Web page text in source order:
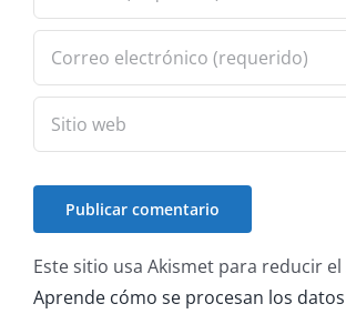
Este sitio usa Akismet para reducir el
Aprende cómo se procesan los